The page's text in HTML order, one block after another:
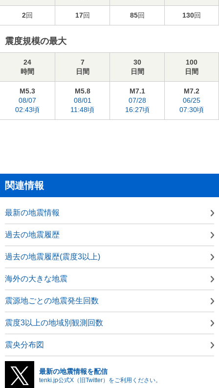
2回 17回 85回 130回
震度規模の最大
24
時間
7
日間
30
日間
100
日間
M5.3
08/07
02:43頃
M5.8
08/01
11:48頃
M7.1
07/28
16:27頃
M7.2
06/25
07:30頃
関連情報
最新の地震情報
過去の地震履歴
過去の地震履歴(震度3以上)
海外の大きな地震
震源地ごとの地震発生回数
震度3以上の地域別観測回数
震央分布図
最新の地震情報を配信
tenki.jp公式X（旧Twitter）をご利用ください。